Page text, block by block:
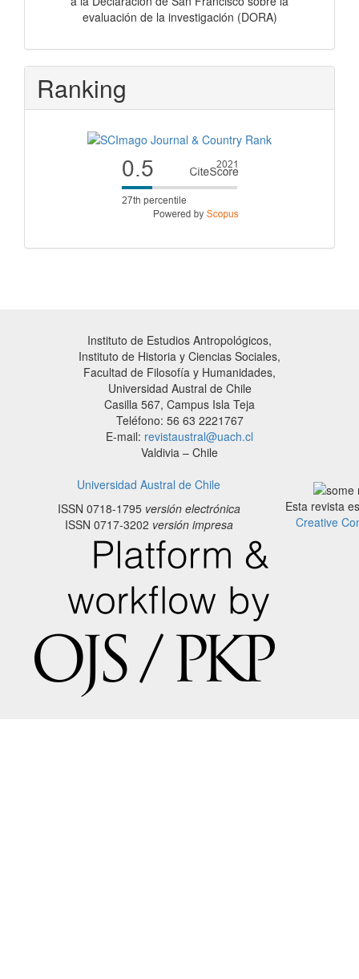
evaluación de la investigación (DORA)
Ranking
Instituto de Estudios Antropológicos,
Instituto de Historia y Ciencias Sociales,
Facultad de Filosofía y Humanidades,
Universidad Austral de Chile
Casilla 567, Campus Isla Teja
Teléfono: 56 63 2221767
E-mail: revistaustral@uach.cl
Valdivia – Chile
Universidad Austral de Chile
ISSN 0718-1795versión electrónica
ISSN 0717-3202 versión impresa
Esta revista
Creative